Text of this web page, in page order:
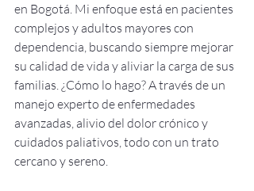
en Bogotá. Mi enfoque está en pacientes
complejos y adultos mayores con
dependencia, buscando siempre mejorar
su calidad de vida y aliviar la carga de sus
familias. ¿Cómo lo hago? A través de un
manejo experto de enfermedades
avanzadas, alivio del dolor crónico y
cuidados paliativos, todo con un trato
cercano y sereno.